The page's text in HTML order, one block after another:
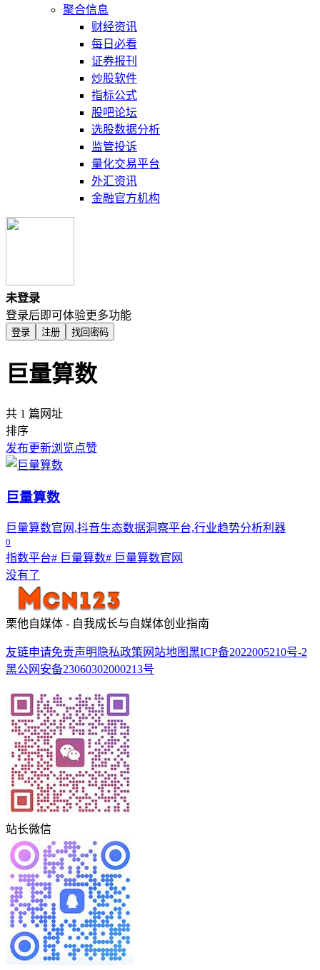
聚合信息
财经资讯
每日必看
证券报刊
炒股软件
指标公式
股吧论坛
选股数据分析
监管投诉
量化交易平台
外汇资讯
金融官方机构
未登录
登录后即可体验更多功能
登录 注册 找回密码
巨量算数
共 1 篇网址
排序
发布更新浏览点赞
巨量算数
巨量算数官网,抖音生态数据洞察平台,行业趋势分析利器
0
指数平台# 巨量算数# 巨量算数官网
没有了
栗他自媒体 - 自我成长与自媒体创业指南
友链申请免责声明 隐私政策 网站地图黑ICP备2022005210号-2
黑公网安备23060302000213号
站长微信